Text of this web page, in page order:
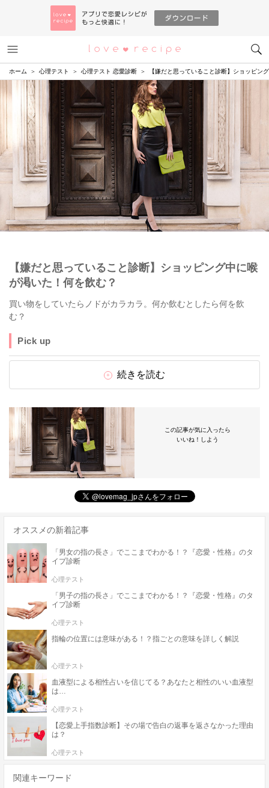
恋愛レシピ
ホーム 心理テスト 心理テスト 恋愛診断 【嫌だと思っていること診断】ショッピン
【嫌だと思っていること診断】ショッピング中に喉
が渇いた！何を飲む？
買い物をしていたらノドがカラカラ。何か飲むとしたら何を飲
む？
Pick up
続きを読む
この記事が気に入ったら
いいね！しよう
オススメの新着記事
「男女の指の長さ」でここまでわかる！？『恋愛・性格』のタ
イプ診断
心理テスト
「男子の指の長さ」でここまでわかる！？『恋愛・性格』のタ
イプ診断
心理テスト
指輪の位置には意味がある！？指ごとの意味を詳しく解説
心理テスト
血液型による相性占いを信じてる？あなたと相性のいい血液型
は…
心理テスト
【恋愛上手指数診断】その場で告白の返事を返さなかった理由
は？
心理テスト
関連キーワード